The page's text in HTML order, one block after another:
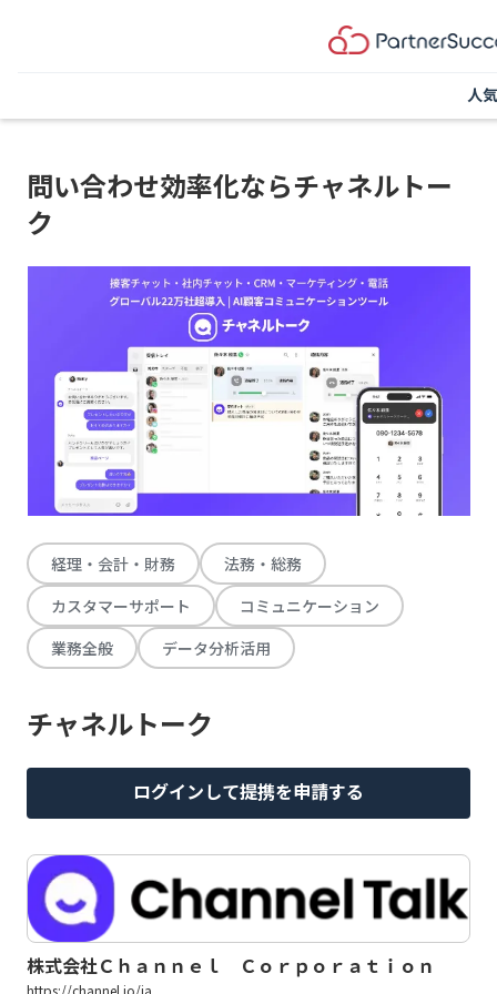
問い合わせ効率化ならチャネルトー
ク
経理・会計・財務
法務・総務
カスタマーサポート
コミュニケーション
業務全般
データ分析活用
チャネルトーク
ログインして提携を申請する
株式会社Ｃｈａｎｎｅｌ Ｃｏｒｐｏｒａｔｉｏｎ
https://channel.io/ja
人